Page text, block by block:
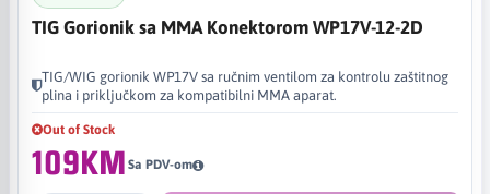
TIG Gorionik sa MMA Konektorom WP17V-12-2D
TIG/WIG gorionik WP17V sa ručnim ventilom za kontrolu zaštitnog
plina i priključkom za kompatibilni MMA aparat.
Out of Stock
109KM Sa PDV-om